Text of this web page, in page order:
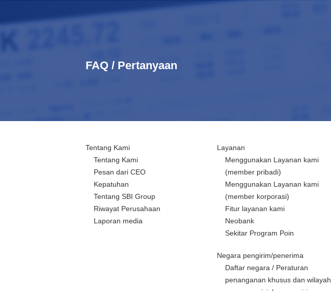
FAQ / Pertanyaan
Tentang Kami
Tentang Kami
Pesan dari CEO
Kepatuhan
Tentang SBI Group
Riwayat Perusahaan
Laporan media
Layanan
Menggunakan Layanan kami
(member pribadi)
Menggunakan Layanan kami
(member korporasi)
Fitur layanan kami
Neobank
Sekitar Program Poin
Negara pengirim/penerima
Daftar negara / Peraturan
penanganan khusus dan wilayah